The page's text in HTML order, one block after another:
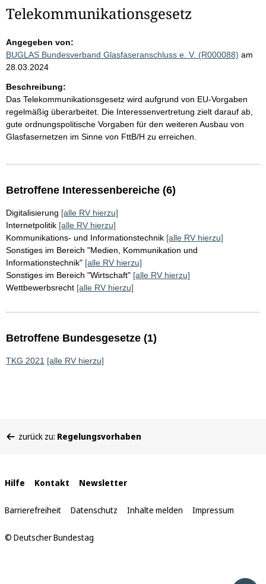
Telekommunikationsgesetz
Angegeben von:
BUGLAS Bundesverband Glasfaseranschluss e. V. (R000088) am
28.03.2024
Beschreibung:
Das Telekommunikationsgesetz wird aufgrund von EU-Vorgaben
regelmäßig überarbeitet. Die Interessenvertretung zielt darauf ab,
gute ordnungspolitische Vorgaben für den weiteren Ausbau von
Glasfasernetzen im Sinne von FttB/H zu erreichen.
Betroffene Interessenbereiche (6)
Digitalisierung [alle RV hierzu]
Internetpolitik [alle RV hierzu]
Kommunikations- und Informationstechnik [alle RV hierzu]
Sonstiges im Bereich "Medien, Kommunikation und
Informationstechnik" [alle RV hierzu]
Sonstiges im Bereich "Wirtschaft" [alle RV hierzu]
Wettbewerbsrecht [alle RV hierzu]
Betroffene Bundesgesetze (1)
TKG 2021 [alle RV hierzu]
befinden
zurück zu: Regelungsvorhaben
Interne
Links
Hilfe Kontakt Newsletter
Barrierefreiheit Datenschutz Inhalte melden Impressum
© Deutscher Bundestag